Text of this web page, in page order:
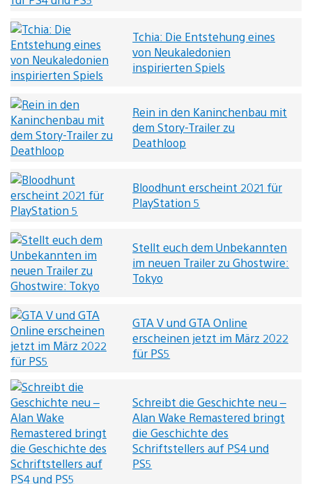
Tchia: Die Entstehung eines
von Neukaledonien
inspirierten Spiels
Rein in den Kaninchenbau mit
dem Story-Trailer zu
Deathloop
Bloodhunt erscheint 2021 für
PlayStation 5
Stellt euch dem Unbekannten
im neuen Trailer zu Ghostwire:
Tokyo
GTA V und GTA Online
erscheinen jetzt im März 2022
für PS5
Schreibt die Geschichte neu –
Alan Wake Remastered bringt
die Geschichte des
Schriftstellers auf PS4 und
PS5